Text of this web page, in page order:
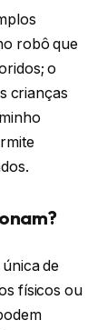
robô que
o
crianças
de
físicos ou